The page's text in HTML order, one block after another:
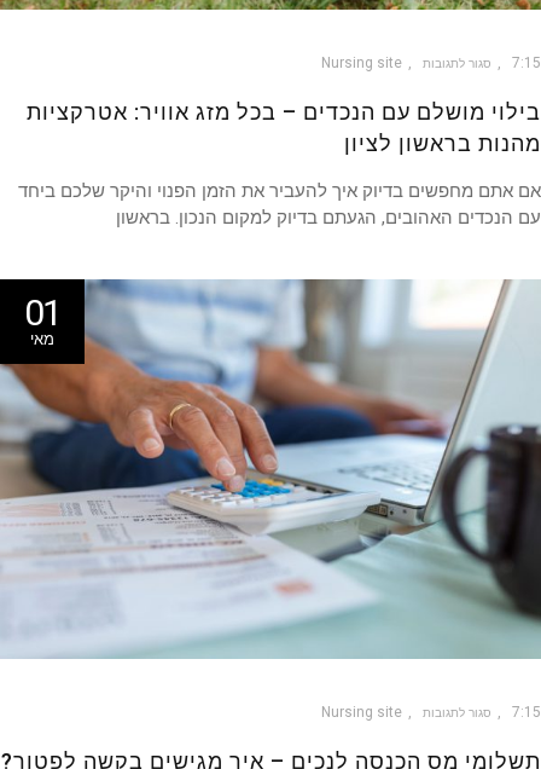
סגור לתגובות Nursing site
מושלם עם הנכדים – בכל מזג אוויר: אטרקציות
בראשון לציון
אתם מחפשים בדיוק איך להעביר את הזמן הפנוי והיקר שלכם ביחד
הנכדים האהובים, הגעתם בדיוק למקום הנכון. בראשון
01
מאי
סגור לתגובות Nursing site
מס הכנסה לנכים – איך מגישים בקשה לפטור?